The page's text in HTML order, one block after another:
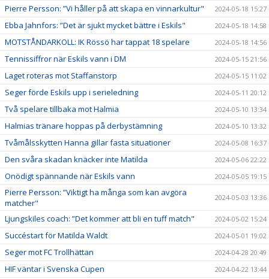
Pierre Persson: ”Vi håller på att skapa en vinnarkultur" 2024-05-18 15:27
Ebba Jahnfors: ”Det är sjukt mycket bättre i Eskils" 2024-05-18 14:58
MOTSTÅNDARKOLL: IK Rössö har tappat 18 spelare 2024-05-18 14:56
Tennissiffror när Eskils vann i DM 2024-05-15 21:56
Laget roteras mot Staffanstorp 2024-05-15 11:02
Seger förde Eskils upp i serieledning 2024-05-11 20:12
Två spelare tillbaka mot Halmia 2024-05-10 13:34
Halmias tränare hoppas på derbystämning 2024-05-10 13:32
Tvåmålsskytten Hanna gillar fasta situationer 2024-05-08 16:37
Den svåra skadan knäcker inte Matilda 2024-05-06 22:22
Onödigt spännande när Eskils vann 2024-05-05 19:15
Pierre Persson: ”Viktigt ha många som kan avgöra
matcher"
2024-05-03 13:36
Ljungskiles coach: ”Det kommer att bli en tuff match" 2024-05-02 15:24
Succéstart för Matilda Waldt 2024-05-01 19:02
Seger mot FC Trollhättan 2024-04-28 20:49
HIF väntar i Svenska Cupen 2024-04-22 13:44